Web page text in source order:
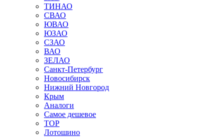
ТИНАО
СВАО
ЮВАО
ЮЗАО
СЗАО
ВАО
ЗЕЛАО
Санкт-Петербург
Новосибирск
Нижний Новгород
Крым
Аналоги
Самое дешевое
TOP
Лотошино